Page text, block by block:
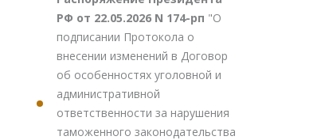
РФ от 22.05.2026 N 174-рп "О
подписании Протокола о
внесении изменений в Договор
об особенностях уголовной и
административной
ответственности за нарушения
таможенного законодательства